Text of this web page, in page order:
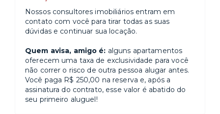
Nossos consultores imobiliários entram em
contato com você para tirar todas as suas
dúvidas e continuar sua locação.
Quem avisa, amigo é: alguns apartamentos
oferecem uma taxa de exclusividade para você
não correr o risco de outra pessoa alugar antes.
Você paga R$ 250,00 na reserva e, após a
assinatura do contrato, esse valor é abatido do
seu primeiro aluguel!